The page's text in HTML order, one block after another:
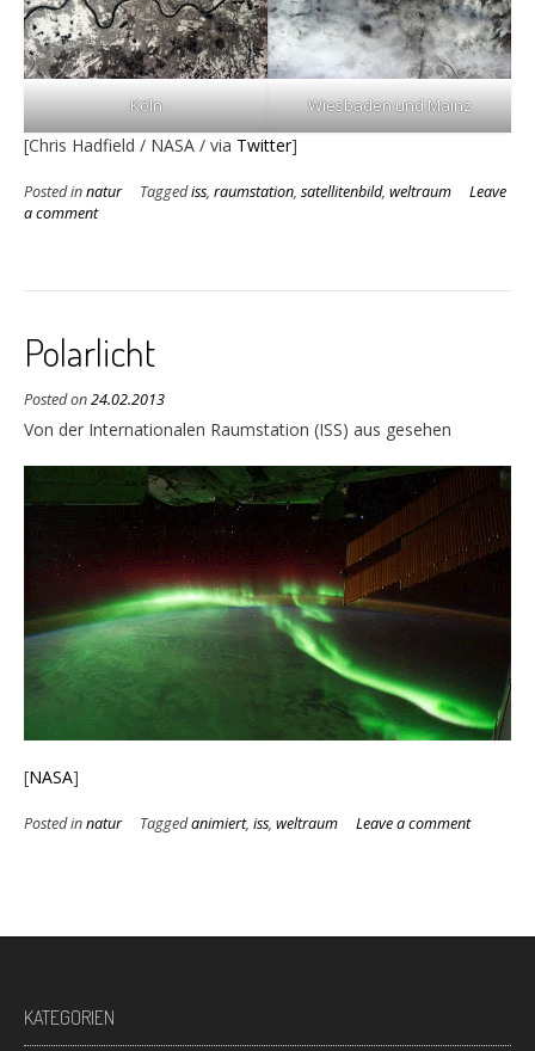
Köln Wiesbaden und Mainz
[Chris Hadfield / NASA / via Twitter]
Posted innatur Taggediss, raumstation, satellitenbild, weltraum
Leave
a comment
Polarlicht
Posted on24.02.2013
Von der Internationalen Raumstation (ISS) aus gesehen
[NASA]
Posted innatur Taggedanimiert, iss, weltraum Leave a comment
KATEGORIEN